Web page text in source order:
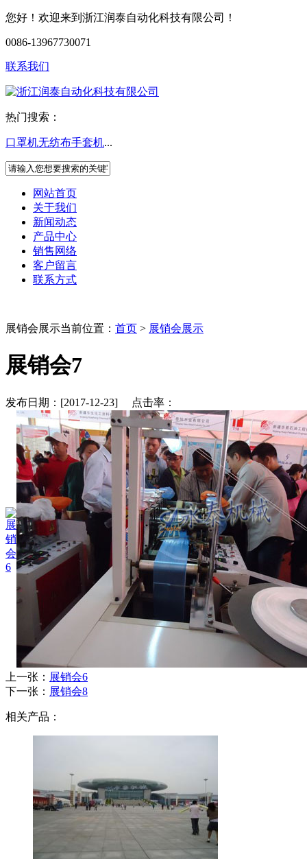
您好！欢迎来到浙江润泰自动化科技有限公司！
0086-13967730071
联系我们
热门搜索：
口罩机无纺布手套机...
网站首页
关于我们
新闻动态
产品中心
销售网络
客户留言
联系方式
展销会展示当前位置： 首页 > 展销会展示
展销会7
发布日期：[2017-12-23] 点击率：
上一张： 展销会6
下一张： 展销会8
相关产品：